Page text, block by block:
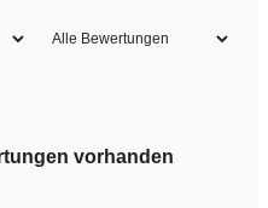
vorhanden